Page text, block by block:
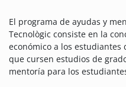
El programa de ayudas y
Tecnològic consiste en la
económico a los estudiantes
que cursen estudios de
mentoría para los